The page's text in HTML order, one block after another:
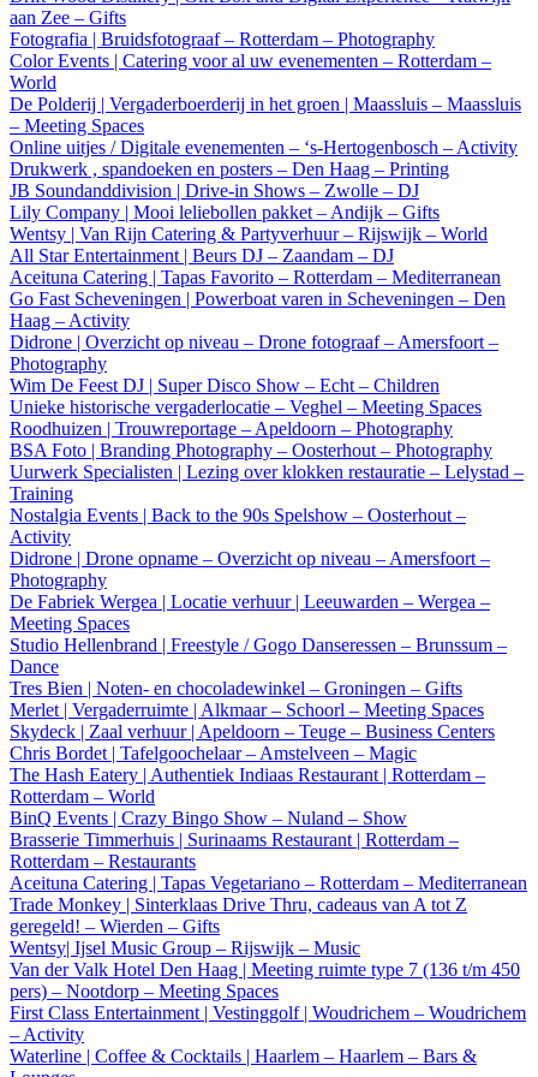
aan Zee – Gifts
Fotografia | Bruidsfotograaf – Rotterdam – Photography
Color Events | Catering voor al uw evenementen – Rotterdam –
World
De Polderij | Vergaderboerderij in het groen | Maassluis – Maassluis
– Meeting Spaces
Online uitjes / Digitale evenementen – ‘s-Hertogenbosch – Activity
Drukwerk , spandoeken en posters – Den Haag – Printing
JB Soundanddivision | Drive-in Shows – Zwolle – DJ
Lily Company | Mooi leliebollen pakket – Andijk – Gifts
Wentsy | Van Rijn Catering & Partyverhuur – Rijswijk – World
All Star Entertainment | Beurs DJ – Zaandam – DJ
Aceituna Catering | Tapas Favorito – Rotterdam – Mediterranean
Go Fast Scheveningen | Powerboat varen in Scheveningen – Den
Haag – Activity
Didrone | Overzicht op niveau – Drone fotograaf – Amersfoort –
Photography
Wim De Feest DJ | Super Disco Show – Echt – Children
Unieke historische vergaderlocatie – Veghel – Meeting Spaces
Roodhuizen | Trouwreportage – Apeldoorn – Photography
BSA Foto | Branding Photography – Oosterhout – Photography
Uurwerk Specialisten | Lezing over klokken restauratie – Lelystad –
Training
Nostalgia Events | Back to the 90s Spelshow – Oosterhout –
Activity
Didrone | Drone opname – Overzicht op niveau – Amersfoort –
Photography
De Fabriek Wergea | Locatie verhuur | Leeuwarden – Wergea –
Meeting Spaces
Studio Hellenbrand | Freestyle / Gogo Danseressen – Brunssum –
Dance
Tres Bien | Noten- en chocoladewinkel – Groningen – Gifts
Merlet | Vergaderruimte | Alkmaar – Schoorl – Meeting Spaces
Skydeck | Zaal verhuur | Apeldoorn – Teuge – Business Centers
Chris Bordet | Tafelgoochelaar – Amstelveen – Magic
The Hash Eatery | Authentiek Indiaas Restaurant | Rotterdam –
Rotterdam – World
BinQ Events | Crazy Bingo Show – Nuland – Show
Brasserie Timmerhuis | Surinaams Restaurant | Rotterdam –
Rotterdam – Restaurants
Aceituna Catering | Tapas Vegetariano – Rotterdam – Mediterranean
Trade Monkey | Sinterklaas Drive Thru, cadeaus van A tot Z
geregeld! – Wierden – Gifts
Wentsy| Ijsel Music Group – Rijswijk – Music
Van der Valk Hotel Den Haag | Meeting ruimte type 7 (136 t/m 450
pers) – Nootdorp – Meeting Spaces
First Class Entertainment | Vestinggolf | Woudrichem – Woudrichem
– Activity
Waterline | Coffee & Cocktails | Haarlem – Haarlem – Bars &